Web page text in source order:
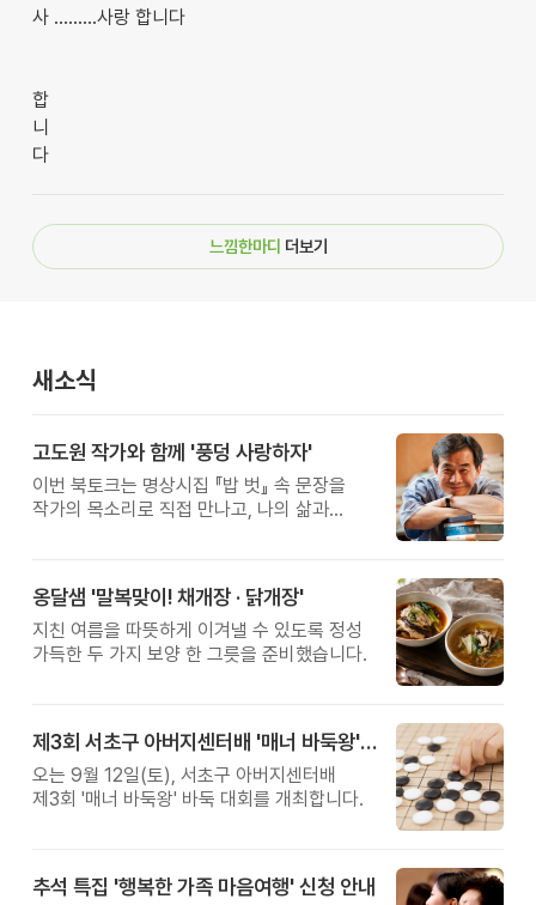
사 .........사랑 합니다
합
니
다
느낌한마디 더보기
새소식
고도원 작가와 함께 '풍덩 사랑하자'
이번 북토크는 명상시집 『밥 벗』 속 문장을
작가의 목소리로 직접 만나고, 나의 삶과
옹달샘 '말복맞이! 채개장 · 닭개장'
지친 여름을 따뜻하게 이겨낼 수 있도록 정성
가득한 두 가지 보양 한 그릇을 준비했습니다.
제3회 서초구 아버지센터배 '매너 바둑왕' 대회
오는 9월 12일(토), 서초구 아버지센터배
제3회 '매너 바둑왕' 바둑 대회를 개최합니다.
추석 특집 '행복한 가족 마음여행' 신청 안내